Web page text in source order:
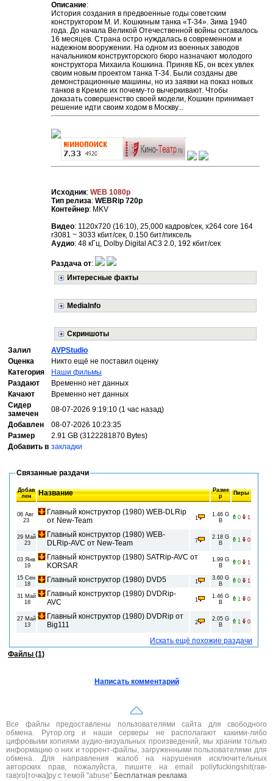
Описание:
История создания в предвоенные годы советским
конструктором М. И. Кошкиным танка «Т-34». Зима 1940
года. До начала Великой Отечественной войны оставалось
16 месяцев. Страна остро нуждалась в современном и
надежном вооружении. На одном из военных заводов
начальником конструкторского бюро назначают молодого
конструктора Михаила Кошкина. Приняв КБ, он всех увлек
своим новым проектом танка Т-34. Были созданы две
демонстрационные машины, но из заявки на показ новых
танков в Кремле их почему-то вычеркивают. Чтобы
доказать совершенство своей модели, Кошкин принимает
решение идти своим ходом в Москву...
Исходник: WEB 1080p
Тип релиза: WEBRip 720p
Контейнер: MKV
Видео: 1120x720 (16:10), 25,000 кадров/сек, x264 core 164
r3081 ~ 3033 кбит/сек, 0.150 бит/пиксель
Аудио: 48 кГц, Dolby Digital AC3 2.0, 192 кбит/сек
Раздача от:
Интересные факты
MediaInfo
Скриншоты
Залил
AVPStudio
Оценка
Никто ещё не поставил оценку
Категория
Наши фильмы
Раздают
Временно нет данных
Качают
Временно нет данных
Сидер
замечен
08-07-2026 9:19:10 (1 час назад)
Добавлен
08-07-2026 10:23:35
Размер
2.91 GB (3122281870 Bytes)
Добавить в закладки
Связанные раздачи
Добав
лен
Название
Разме
р
Пиры
06 Авг
23
Главный конструктор (1980) WEB-DLRip
от New-Team
1
1.46 G
B
0 1
29 Май
23
Главный конструктор (1980) WEB-
DLRip-AVC от New-Team
7
2.18 G
B
1 0
03 Янв
19
Главный конструктор (1980) SATRip-AVC от
KORSAR
1.99 G
B
0 1
15 Сен
18
Главный конструктор (1980) DVD5 1
3.60 G
B
0 1
31 Май
18
Главный конструктор (1980) DVDRip-
AVC
1
1.46 G
B
1 0
27 Май
13
Главный конструктор (1980) DVDRip от
Big111
2
2.05 G
B
1 0
Искать ещё похожие раздачи
Файлы (1)
Написать комментарий
Все файлы предоставлены пользователями сайта для свободного
обмена. Рутор.org и наши серверы не располагают какими-либо
цифровыми копиями аудио-визуальных произведений, мы храним только
информацию о них и торрент-файлы, загруженными пользователями для
обмена. Для направления жалоб на нарушения исключительных
авторских прав, пожалуйста, пишите на email pollyfuckingshit(гав-
гав)ro[точка]ру с темой "abuse" Бесплатная реклама